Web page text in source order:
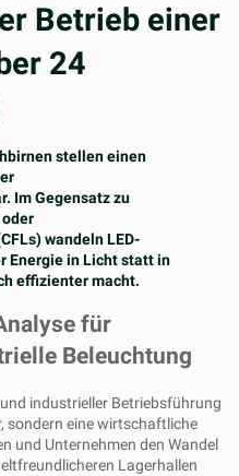
Betrieb einer
24
stellen einen
Im Gegensatz zu
wandeln LED-
Energie in Licht statt in
effizienter macht.
für
Beleuchtung
industrieller Betriebsführung
sondern eine wirtschaftliche
und Unternehmen den Wandel
Lagerhallen